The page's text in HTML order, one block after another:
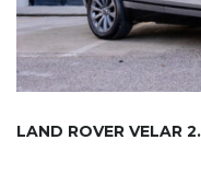
LAND ROVER VELAR